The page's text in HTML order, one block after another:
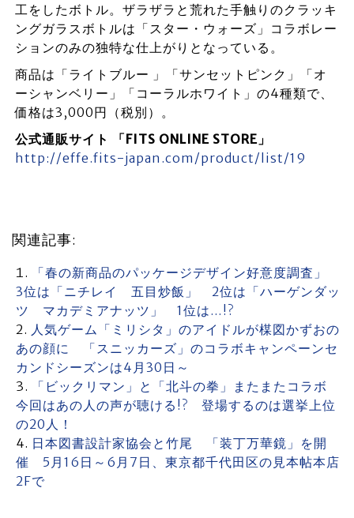
工をしたボトル。ザラザラと荒れた手触りのクラッキ
ングガラスボトルは「スター・ウォーズ」コラボレー
ションのみの独特な仕上がりとなっている。
商品は「ライトブルー 」「サンセットピンク」「オ
ーシャンベリー」「コーラルホワイト」の4種類で、
価格は3,000円（税別）。
公式通販サイト 「FITS ONLINE STORE」
http://effe.fits-japan.com/product/list/19
関連記事:
「春の新商品のパッケージデザイン好意度調査」
3位は「ニチレイ 五目炒飯」 2位は「ハーゲンダッ
ツ マカデミアナッツ」 1位は…!?
人気ゲーム「ミリシタ」のアイドルが楳図かずおの
あの顔に 「スニッカーズ」のコラボキャンペーンセ
カンドシーズンは4月30日～
「ビックリマン」と「北斗の拳」またまたコラボ
今回はあの人の声が聴ける!? 登場するのは選挙上位
の20人！
日本図書設計家協会と竹尾 「装丁万華鏡」を開
催 5月16日～6月7日、東京都千代田区の見本帖本店
2Fで